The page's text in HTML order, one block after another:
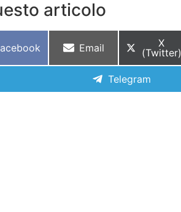
articolo
Email
X
(Twitter)
Telegram